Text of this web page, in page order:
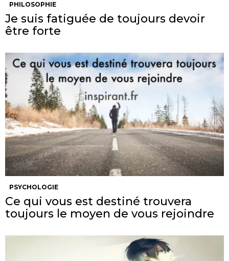
PHILOSOPHIE
Je suis fatiguée de toujours devoir
être forte
PSYCHOLOGIE
Ce qui vous est destiné trouvera
toujours le moyen de vous rejoindre